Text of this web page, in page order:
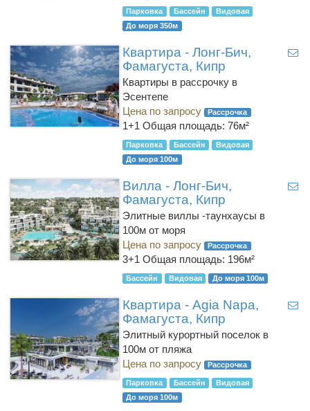
Парковка Бассейн
Видовая
До моря 350м
Квартира - Лонг-Бич,
Фамагуста, Кипр
Квартиры в рассрочку в
Эсентепе
Цена по запросу
Рассрочка
1+1 Общая площадь: 76м²
Парковка Бассейн
Видовая
До моря 100м
Вилла - Лонг-Бич,
Фамагуста, Кипр
Элитные виллы -таунхаусы в
100м от моря
Цена по запросу
Рассрочка
3+1 Общая площадь: 196м²
Бассейн Видовая До моря 100м
Квартира - Agia Napa,
Фамагуста, Кипр
Элитный курортный поселок в
100м от пляжа
Цена по запросу
Рассрочка
Парковка Бассейн
Видовая
До моря 100м